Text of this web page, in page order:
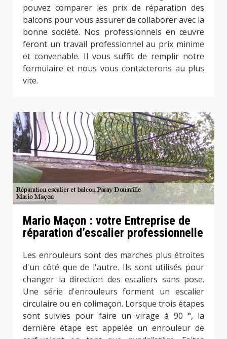
pouvez comparer les prix de réparation des
balcons pour vous assurer de collaborer avec la
bonne société. Nos professionnels en œuvre
feront un travail professionnel au prix minime
et convenable. Il vous suffit de remplir notre
formulaire et nous vous contacterons au plus
vite.
Mario Maçon : votre Entreprise de
réparation d’escalier professionnelle
Les enrouleurs sont des marches plus étroites
d'un côté que de l'autre. Ils sont utilisés pour
changer la direction des escaliers sans pose.
Une série d'enrouleurs forment un escalier
circulaire ou en colimaçon. Lorsque trois étapes
sont suivies pour faire un virage à 90 °, la
dernière étape est appelée un enrouleur de